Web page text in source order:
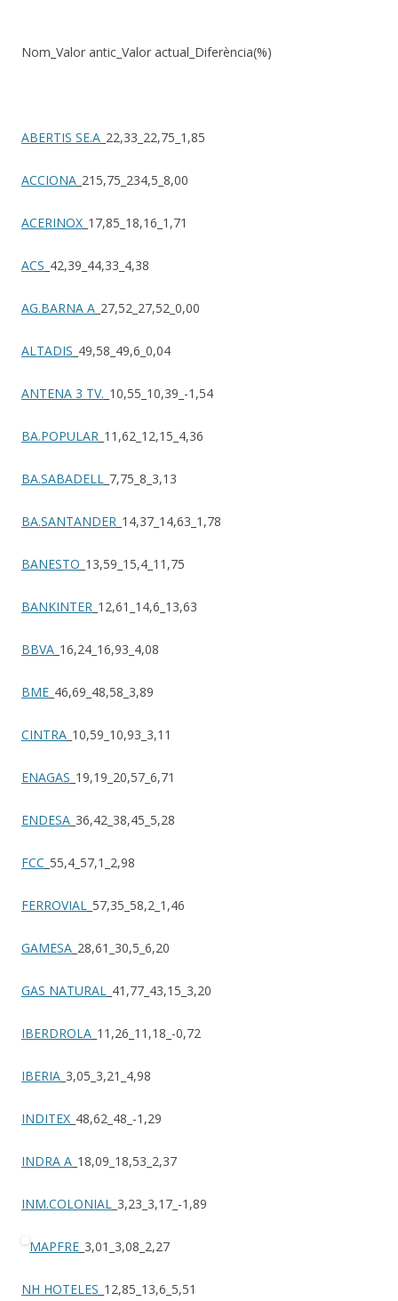
Nom_Valor antic_Valor actual_Diferència(%)
ABERTIS SE.A _22,33_22,75_1,85
ACCIONA _215,75_234,5_8,00
ACERINOX _17,85_18,16_1,71
ACS _42,39_44,33_4,38
AG.BARNA A _27,52_27,52_0,00
ALTADIS _49,58_49,6_0,04
ANTENA 3 TV. _10,55_10,39_-1,54
BA.POPULAR _11,62_12,15_4,36
BA.SABADELL _7,75_8_3,13
BA.SANTANDER _14,37_14,63_1,78
BANESTO _13,59_15,4_11,75
BANKINTER _12,61_14,6_13,63
BBVA _16,24_16,93_4,08
BME _46,69_48,58_3,89
CINTRA _10,59_10,93_3,11
ENAGAS _19,19_20,57_6,71
ENDESA _36,42_38,45_5,28
FCC _55,4_57,1_2,98
FERROVIAL _57,35_58,2_1,46
GAMESA _28,61_30,5_6,20
GAS NATURAL _41,77_43,15_3,20
IBERDROLA _11,26_11,18_-0,72
IBERIA _3,05_3,21_4,98
INDITEX _48,62_48_-1,29
INDRA A _18,09_18,53_2,37
INM.COLONIAL _3,23_3,17_-1,89
MAPFRE _3,01_3,08_2,27
NH HOTELES _12,85_13,6_5,51